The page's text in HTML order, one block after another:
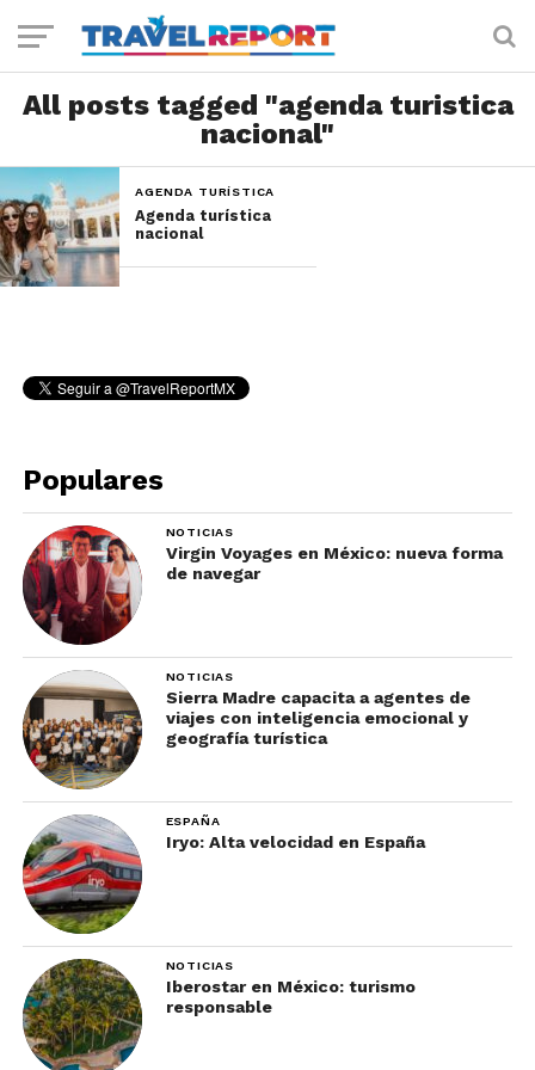
All posts tagged "agenda turistica
nacional"
AGENDA TURÍSTICA
Agenda turística
nacional
Populares
NOTICIAS
Virgin Voyages en México: nueva forma
de navegar
NOTICIAS
Sierra Madre capacita a agentes de
viajes con inteligencia emocional y
geografía turística
ESPAÑA
Iryo: Alta velocidad en España
NOTICIAS
Iberostar en México: turismo
responsable